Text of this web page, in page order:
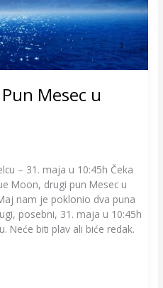
Mesec u
– 31. maja u 10:45h Čeka
Moon, drugi pun Mesec u
nam je poklonio dva puna
posebni, 31. maja u 10:45h
Neće biti plav ali biće redak.